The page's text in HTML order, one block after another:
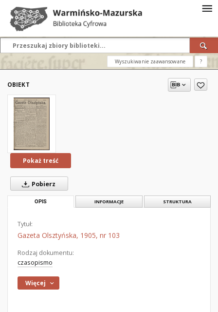
Wyszukiwanie zaawansowane ?
OBIEKT
Pokaż treść
Pobierz
OPIS INFORMACJE STRUKTURA
Tytuł:
Gazeta Olsztyńska, 1905, nr 103
Rodzaj dokumentu:
czasopismo
Więcej